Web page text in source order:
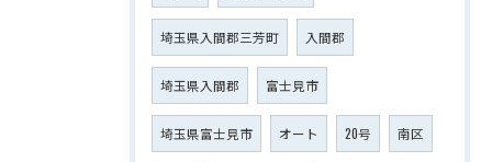
埼玉県入間郡三芳町 入間郡
埼玉県入間郡 富士見市
埼玉県富士見市 オート 20号 南区